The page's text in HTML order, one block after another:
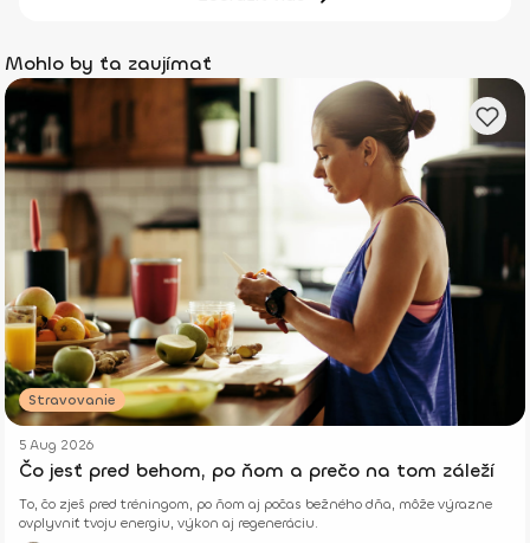
Mohlo by ťa zaujímať
Stravovanie
5 Aug 2026
Čo jesť pred behom, po ňom a prečo na tom záleží
To, čo zješ pred tréningom, po ňom aj počas bežného dňa, môže výrazne
ovplyvniť tvoju energiu, výkon aj regeneráciu.